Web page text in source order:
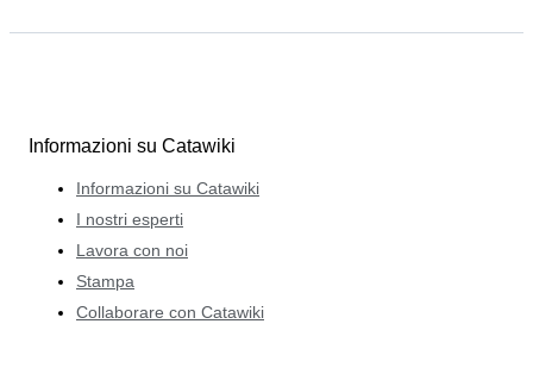
Informazioni su Catawiki
Informazioni su Catawiki
I nostri esperti
Lavora con noi
Stampa
Collaborare con Catawiki